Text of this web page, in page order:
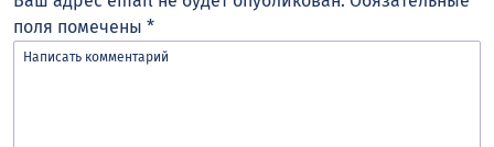
поля помечены *